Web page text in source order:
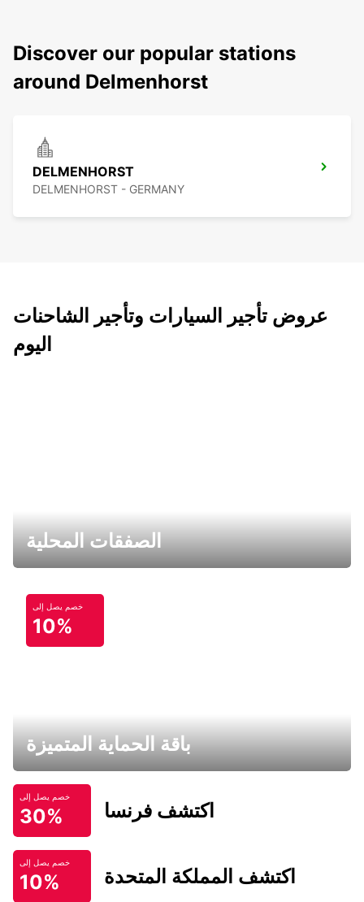
Discover our popular stations
around Delmenhorst
DELMENHORST
DELMENHORST - GERMANY
عروض تأجير السيارات وتأجير الشاحنات
اليوم
الصفقات المحلية
خصم يصل إلى
10%
باقة الحماية المتميزة
خصم يصل إلى
30% اكتشف فرنسا
خصم يصل إلى
10% اكتشف المملكة المتحدة